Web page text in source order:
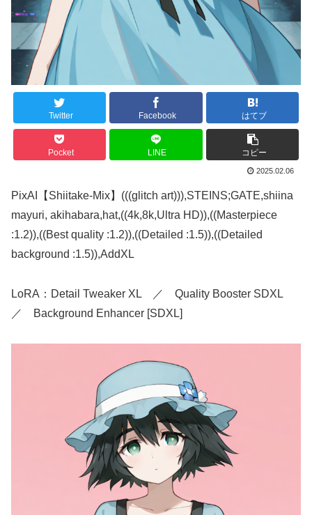
Twitter Facebook はてブ
Pocket LINE コピー
2025.02.06
PixAI【Shiitake-Mix】(((glitch art))),STEINS;GATE,shiina
mayuri, akihabara,hat,((4k,8k,Ultra HD)),((Masterpiece
:1.2)),((Best quality :1.2)),((Detailed :1.5)),((Detailed
background :1.5)),AddXL
LoRA：Detail Tweaker XL ／ Quality Booster SDXL
／ Background Enhancer [SDXL]